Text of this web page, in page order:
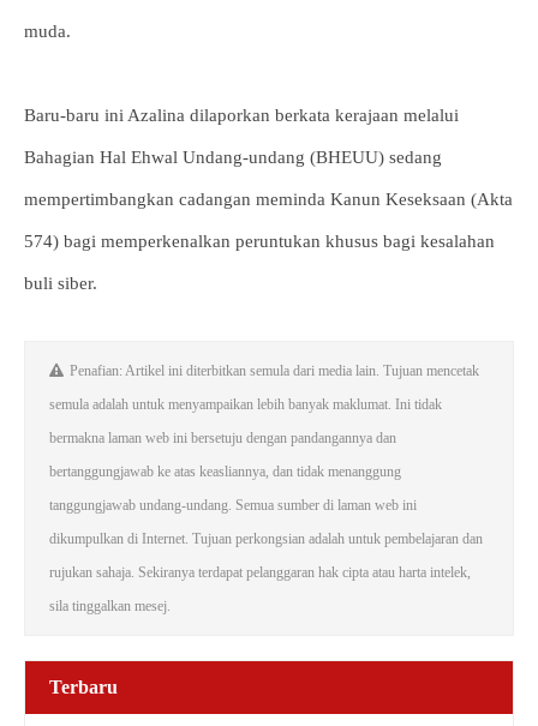
muda.
Baru-baru ini Azalina dilaporkan berkata kerajaan melalui
Bahagian Hal Ehwal Undang-undang (BHEUU) sedang
mempertimbangkan cadangan meminda Kanun Keseksaan (Akta
574) bagi memperkenalkan peruntukan khusus bagi kesalahan
buli siber.
Penafian: Artikel ini diterbitkan semula dari media lain. Tujuan mencetak
semula adalah untuk menyampaikan lebih banyak maklumat. Ini tidak
bermakna laman web ini bersetuju dengan pandangannya dan
bertanggungjawab ke atas keasliannya, dan tidak menanggung
tanggungjawab undang-undang. Semua sumber di laman web ini
dikumpulkan di Internet. Tujuan perkongsian adalah untuk pembelajaran dan
rujukan sahaja. Sekiranya terdapat pelanggaran hak cipta atau harta intelek,
sila tinggalkan mesej.
Terbaru